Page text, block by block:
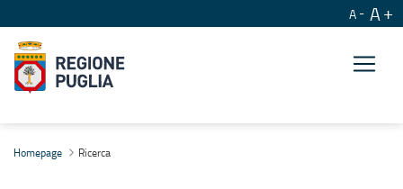
A A
Homepage Ricerca